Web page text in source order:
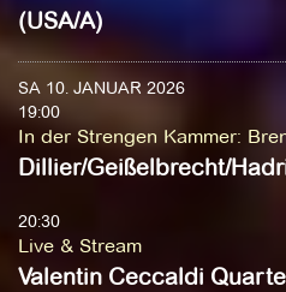
(USA/A)
SA 10. JANUAR 2026
19:00
In der Strengen Kammer:
Dillier/Geißelbrecht/
20:30
Live & Stream
Valentin Ceccaldi